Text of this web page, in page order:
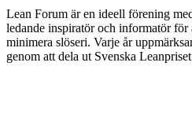
Lean Forum är en ideell förening
ledande inspiratör och informatör för
minimera slöseri. Varje år
genom att dela ut Svenska